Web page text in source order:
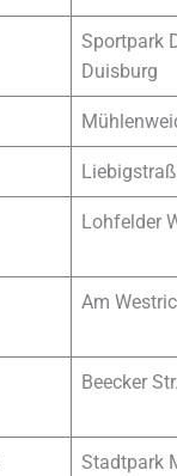
Sportpark
Duisburg
Lohfelder
Am
Beecker
Stadtpark